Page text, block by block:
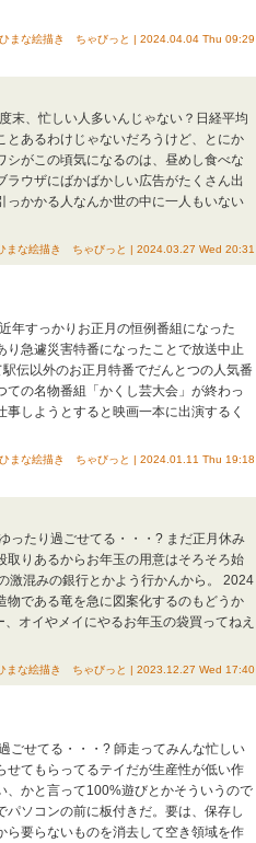
ひまな絵描き ちゃびっと | 2024.04.04 Thu 09:29
末、忙しい人多いんじゃない？日経平均
あるわけじゃないだろうけど、とにか
シがこの頃気になるのは、昼めし食べな
ウザにばかばかしい広告がたくさん出
かかる人なんか世の中に一人もいない
まな絵描き ちゃびっと | 2024.03.27 Wed 20:31
すっかりお正月の恒例番組になった
り急遽災害特番になったことで放送中止
伝以外のお正月特番でだんとつの人気番
の名物番組「かくし芸大会」が終わっ
しようとすると映画一本に出演するく
ひまな絵描き ちゃびっと | 2024.01.11 Thu 19:18
ったり過ごせてる・・・? まだ正月休み
取りあるからお年玉の用意はそろそろ始
激混みの銀行とかよう行かんから。 2024
である竜を急に図案化するのもどうか
オイやメイにやるお年玉の袋買ってねえ
まな絵描き ちゃびっと | 2023.12.27 Wed 17:40
ごせてる・・・? 師走ってみんな忙しい
てもらってるテイだが生産性が低い作
、かと言って100%遊びとかそういうので
ソコンの前に板付きだ。要は、保存し
要らないものを消去して空き領域を作